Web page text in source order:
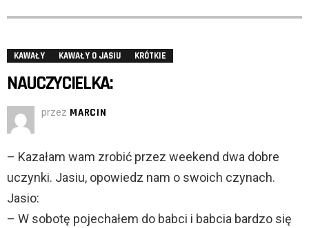
KAWAŁY KAWAŁY O JASIU KRÓTKIE
NAUCZYCIELKA:
przez MARCIN
– Kazałam wam zrobić przez weekend dwa dobre
uczynki. Jasiu, opowiedz nam o swoich czynach.
Jasio:
– W sobotę pojechałem do babci i babcia bardzo się